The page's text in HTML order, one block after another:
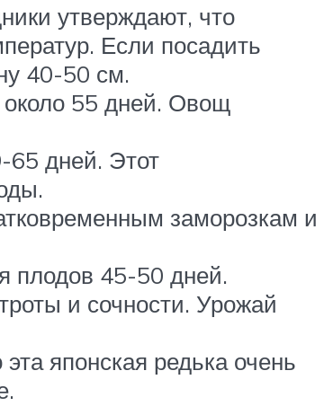
утверждают, что
Если посадить
40-50 см.
55 дней. Овощ
65 дней. Этот
заморозкам и
плодов 45-50 дней.
и сочности. Урожай
японская редька очень